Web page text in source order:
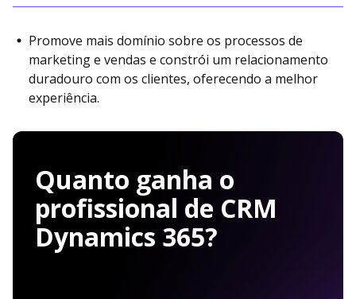
Promove mais domínio sobre os processos de
marketing e vendas e constrói um relacionamento
duradouro com os clientes, oferecendo a melhor
experiência.
Quanto ganha o
profissional de CRM
Dynamics 365?